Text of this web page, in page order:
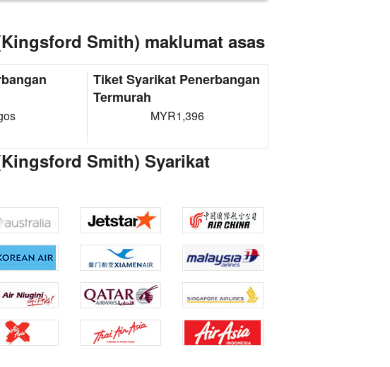
Smith) maklumat asas
Tiket Syarikat Penerbangan
Termurah
MYR1,396
Smith) Syarikat